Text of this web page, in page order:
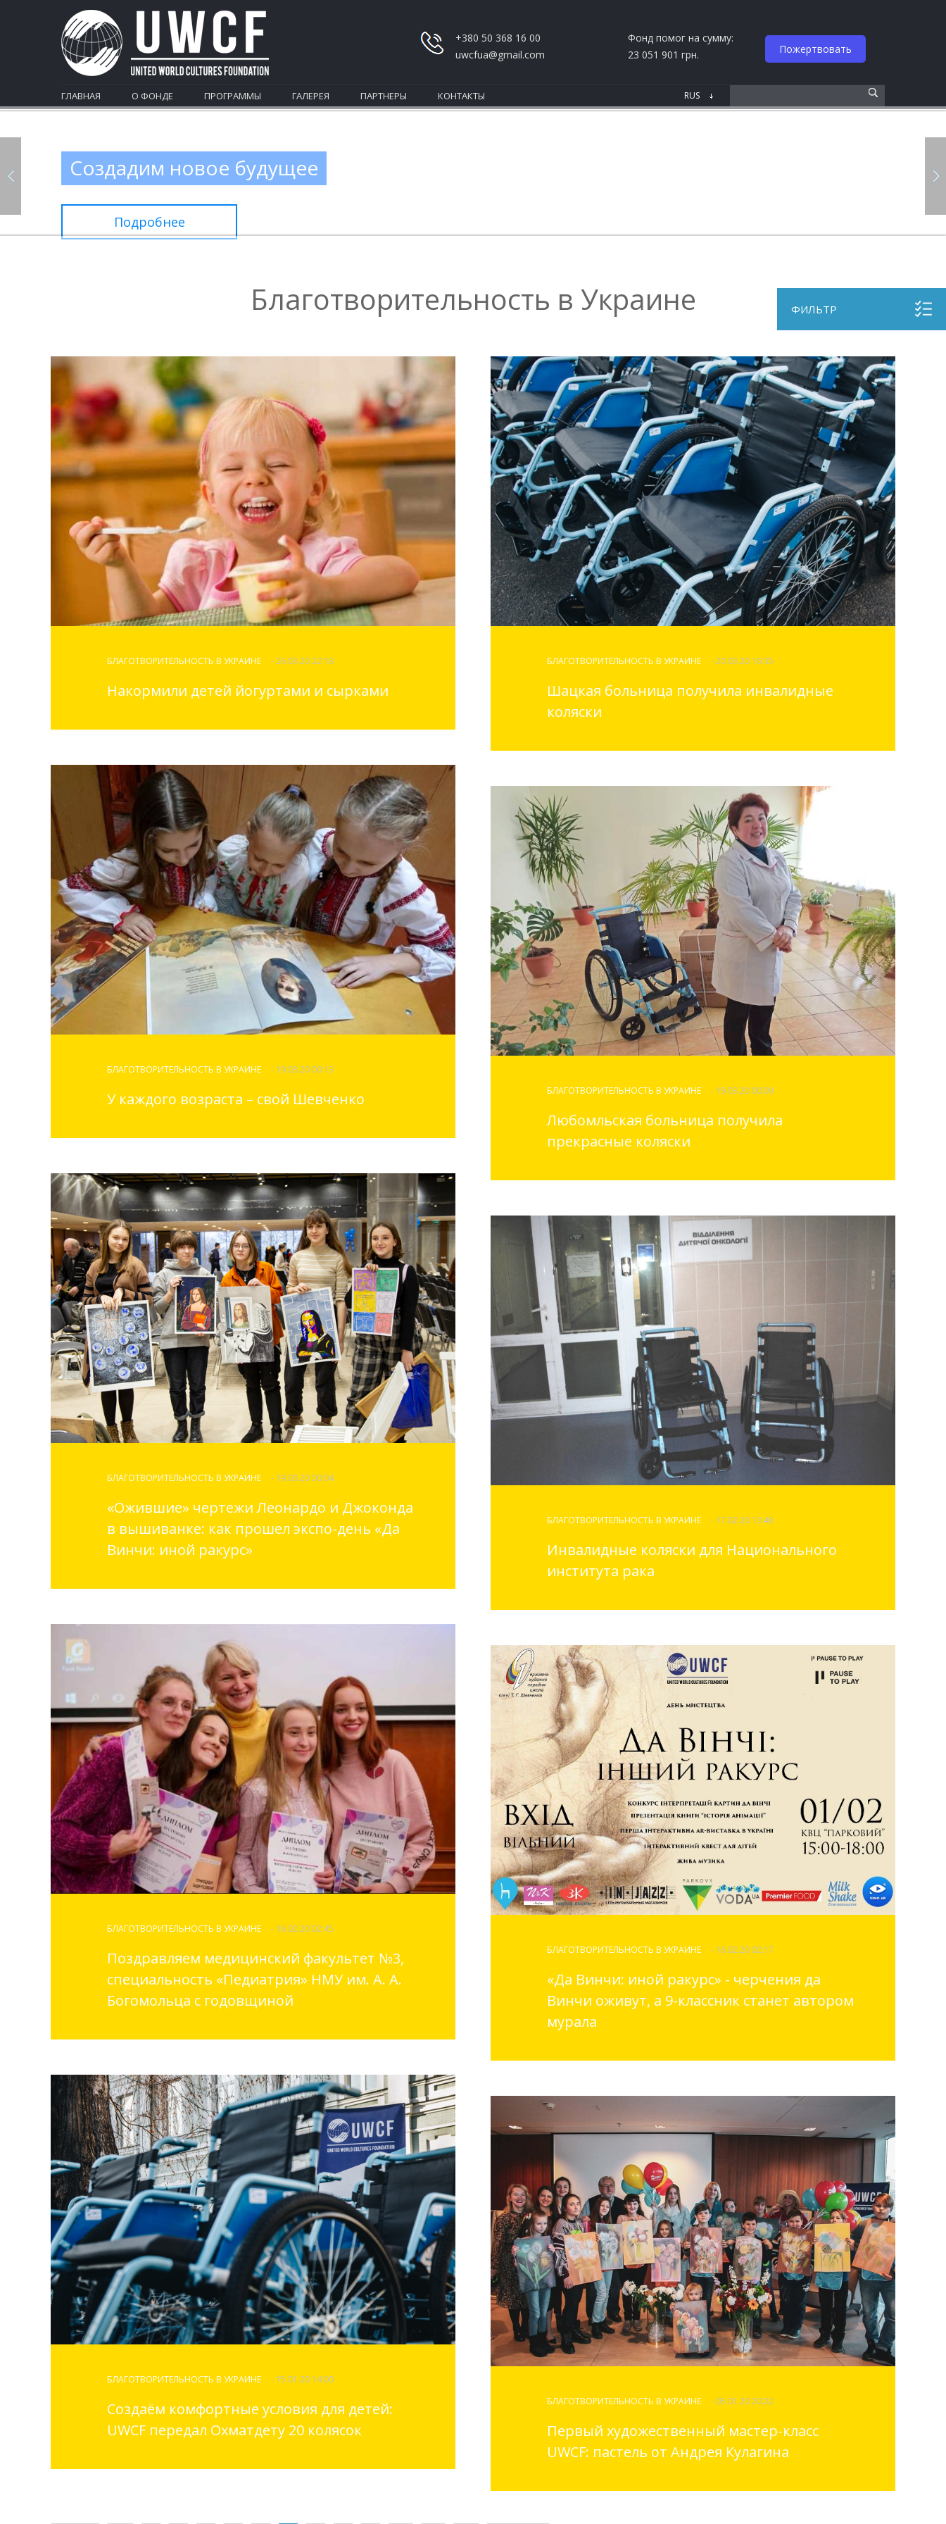
+380 50 368 16 00
uwcfua@gmail.com
Фонд помог на сумму:
23 051 901 грн.
Пожертвовать
ГЛАВНАЯ О ФОНДЕ ПРОГРАММЫ ГАЛЕРЕЯ ПАРТНЕРЫ КОНТАКТЫ
Создадим новое будущее
Подробнее
ФИЛЬТР
Благотворительность в Украине
БЛАГОТВОРИТЕЛЬНОСТЬ В УКРАИНЕ - 26.03.20 22:18
Накормили детей йогуртами и сырками
БЛАГОТВОРИТЕЛЬНОСТЬ В УКРАИНЕ - 20.03.20 16:35
Шацкая больница получила инвалидные
коляски
БЛАГОТВОРИТЕЛЬНОСТЬ В УКРАИНЕ - 19.03.20 00:13
У каждого возраста – свой Шевченко БЛАГОТВОРИТЕЛЬНОСТЬ В УКРАИНЕ - 19.03.20 00:09
Любомльская больница получила
прекрасные коляски
БЛАГОТВОРИТЕЛЬНОСТЬ В УКРАИНЕ - 19.03.20 00:04
«Ожившие» чертежи Леонардо и Джоконда
в вышиванке: как прошел экспо-день «Да
Винчи: иной ракурс»
БЛАГОТВОРИТЕЛЬНОСТЬ В УКРАИНЕ - 17.02.20 13:48
Инвалидные коляски для Национального
института рака
БЛАГОТВОРИТЕЛЬНОСТЬ В УКРАИНЕ - 16.02.20 02:45
Поздравляем медицинский факультет №3,
специальность «Педиатрия» НМУ им. А. А.
Богомольца с годовщиной
БЛАГОТВОРИТЕЛЬНОСТЬ В УКРАИНЕ - 16.02.20 02:17
«Да Винчи: иной ракурс» - черчения да
Винчи оживут, а 9-классник станет автором
мурала
БЛАГОТВОРИТЕЛЬНОСТЬ В УКРАИНЕ - 15.01.20 14:00
Cоздаём комфортные условия для детей:
UWCF передал Охматдету 20 колясок
БЛАГОТВОРИТЕЛЬНОСТЬ В УКРАИНЕ - 05.01.20 20:22
Первый художественный мастер-класс
UWCF: пастель от Андрея Кулагина